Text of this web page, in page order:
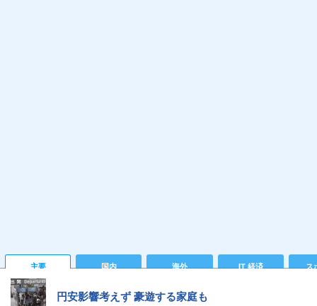
主要 国内 海外 IT 経済 ス
円安影響考えず 豪遊する家庭も